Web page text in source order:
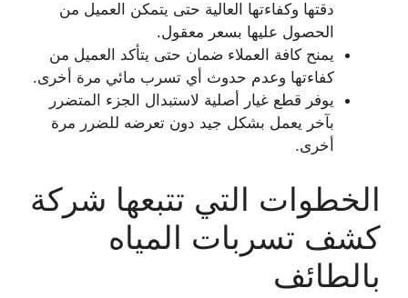
دقتها وكفاءتها العالية حتى يتمكن العميل من
الحصول عليها بسعر معقول.
يمنح كافة العملاء ضمان حتى يتأكد العميل من
كفاءتها وعدم حدوث أي تسرب مائي مرة أخرى.
يوفر قطع غيار أصلية لاستبدال الجزء المتضرر
بآخر يعمل بشكل جيد دون تعرضه للضرر مرة
أخرى.
الخطوات التي تتبعها شركة
كشف تسربات المياه
بالطائف